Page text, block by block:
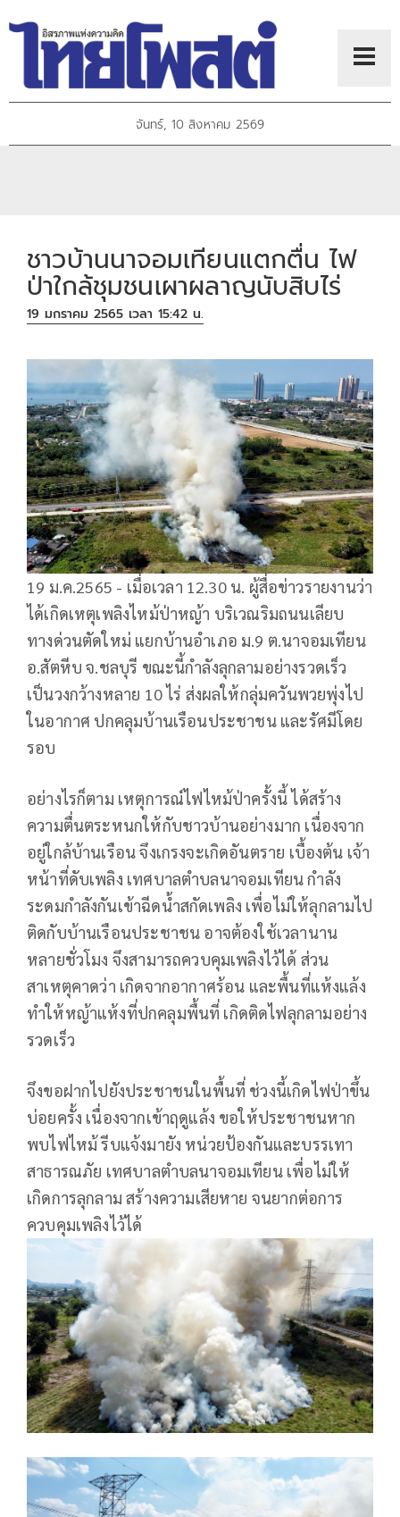
จันทร์, 10 สิงหาคม 2569
ชาวบ้านนาจอมเทียนแตกตื่น ไฟ
ป่าใกล้ชุมชนเผาผลาญนับสิบไร่
19 มกราคม 2565 เวลา 15:42 น.
19 ม.ค.2565 - เมื่อเวลา 12.30 น. ผู้สื่อข่าวรายงานว่า
ได้เกิดเหตุเพลิงไหม้ป่าหญ้า บริเวณริมถนนเลียบ
ทางด่วนตัดใหม่ แยกบ้านอำเภอ ม.9 ต.นาจอมเทียน
อ.สัตหีบ จ.ชลบุรี ขณะนี้กำลังลุกลามอย่างรวดเร็ว
เป็นวงกว้างหลาย 10 ไร่ ส่งผลให้กลุ่มควันพวยพุ่งไป
ในอากาศ ปกคลุมบ้านเรือนประชาชน และรัศมีโดย
รอบ
อย่างไรก็ตาม เหตุการณ์ไฟไหม้ป่าครั้งนี้ ได้สร้าง
ความตื่นตระหนกให้กับชาวบ้านอย่างมาก เนื่องจาก
อยู่ใกล้บ้านเรือน จึงเกรงจะเกิดอันตราย เบื้องต้น เจ้า
หน้าที่ดับเพลิง เทศบาลตำบลนาจอมเทียน กำลัง
ระดมกำลังกันเข้าฉีดน้ำสกัดเพลิง เพื่อไม่ให้ลุกลามไป
ติดกับบ้านเรือนประชาชน อาจต้องใช้เวลานาน
หลายชั่วโมง จึงสามารถควบคุมเพลิงไว้ได้ ส่วน
สาเหตุคาดว่า เกิดจากอากาศร้อน และพื้นที่แห้งแล้ง
ทำให้หญ้าแห้งที่ปกคลุมพื้นที่ เกิดติดไฟลุกลามอย่าง
รวดเร็ว
จึงขอฝากไปยังประชาชนในพื้นที่ ช่วงนี้เกิดไฟป่าขึ้น
บ่อยครั้ง เนื่องจากเข้าฤดูแล้ง ขอให้ประชาชนหาก
พบไฟไหม้ รีบแจ้งมายัง หน่วยป้องกันและบรรเทา
สาธารณภัย เทศบาลตำบลนาจอมเทียน เพื่อไม่ให้
เกิดการลุกลาม สร้างความเสียหาย จนยากต่อการ
ควบคุมเพลิงไว้ได้